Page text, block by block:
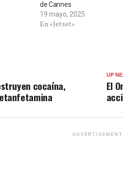
de Cannes
19 mayo, 2025
En «Jetset»
UP
El
cocaína,
ADVERTISEMENT